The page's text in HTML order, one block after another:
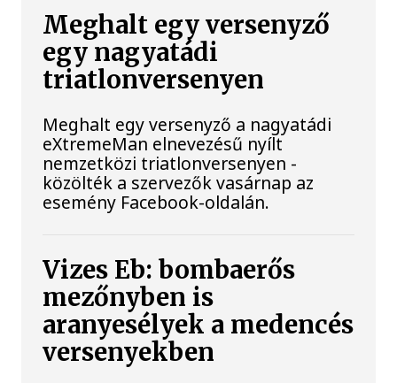
Meghalt egy versenyző
egy nagyatádi
triatlonversenyen
Meghalt egy versenyző a nagyatádi
eXtremeMan elnevezésű nyílt
nemzetközi triatlonversenyen -
közölték a szervezők vasárnap az
esemény Facebook-oldalán.
Vizes Eb: bombaerős
mezőnyben is
aranyesélyek a medencés
versenyekben